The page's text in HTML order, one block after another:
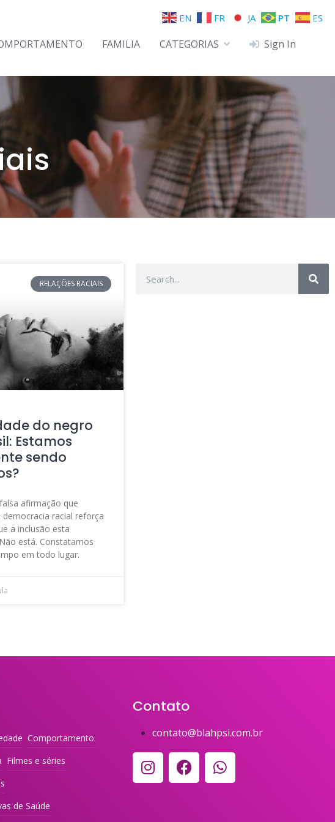
FAMILIA CATEGORIAS Sign In
RELAÇÕES RACIAIS
do negro
Estamos
sendo
afirmação que
racial reforça
a inclusão esta
está. Constatamos
em todo lugar.
Comportamento
Filmes e séries
de Saúde
Contato
contato@blahpsi.com.br
EN FR JA PT ES